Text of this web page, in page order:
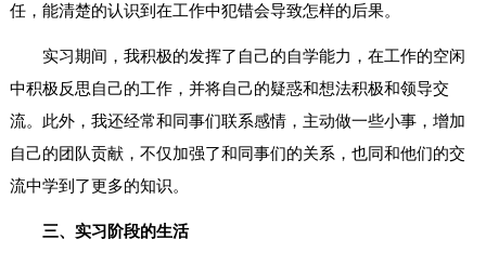
任，能清楚的认识到在工作中犯错会导致怎样的后果。
实习期间，我积极的发挥了自己的自学能力，在工作的空闲
中积极反思自己的工作，并将自己的疑惑和想法积极和领导交
流。此外，我还经常和同事们联系感情，主动做一些小事，增加
自己的团队贡献，不仅加强了和同事们的关系，也同和他们的交
流中学到了更多的知识。
三、实习阶段的生活